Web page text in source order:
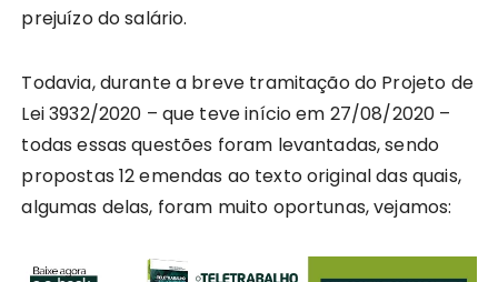
prejuízo do salário.
Todavia, durante a breve tramitação do Projeto de
Lei 3932/2020 – que teve início em 27/08/2020 –
todas essas questões foram levantadas, sendo
propostas 12 emendas ao texto original das quais,
algumas delas, foram muito oportunas, vejamos: